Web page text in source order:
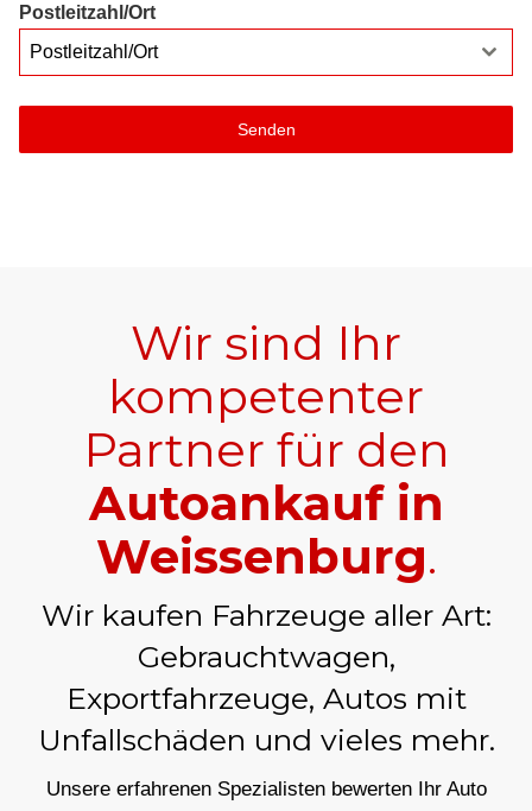
Postleitzahl/Ort
Postleitzahl/Ort
Senden
Wir sind Ihr
kompetenter
Partner für den
Autoankauf in
Weissenburg.
Wir kaufen Fahrzeuge aller Art:
Gebrauchtwagen,
Exportfahrzeuge, Autos mit
Unfallschäden und vieles mehr.
Unsere erfahrenen Spezialisten bewerten Ihr Auto